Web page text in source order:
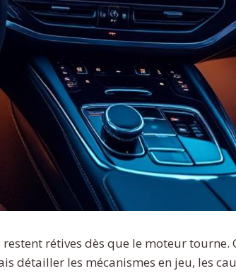
rétives dès que le moteur tourne.
détailler les mécanismes en jeu, les